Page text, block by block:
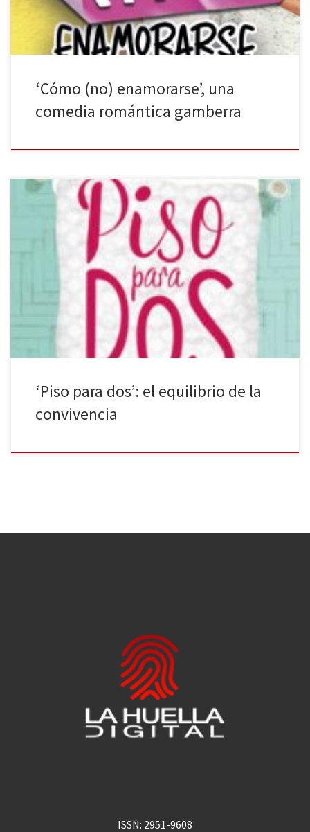
‘Cómo (no) enamorarse’, una
comedia romántica gamberra
Suma de letras publica Piso para dos de Beth O’Leary, una
comedia romántica que sigue las líneas más clásicas de este
subgénero. Un obra muy divertida, con toques emotivos y unos
personajes muy reales. Muchos de nosotros nos hemos visto en la
coyuntura de compartir piso, situación propensa a darnos […]
‘Piso para dos’: el equilibrio de la
convivencia
ISSN: 2951-9608